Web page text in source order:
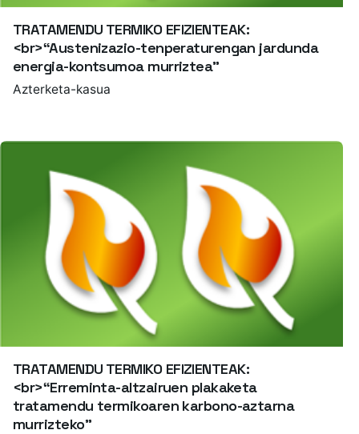
TRATAMENDU TERMIKO EFIZIENTEAK:
<br>“Austenizazio-tenperaturengan jardunda
energia-kontsumoa murriztea”
Azterketa-kasua
TRATAMENDU TERMIKO EFIZIENTEAK:
<br>“Erreminta-altzairuen plakaketa
tratamendu termikoaren karbono-aztarna
murrizteko”